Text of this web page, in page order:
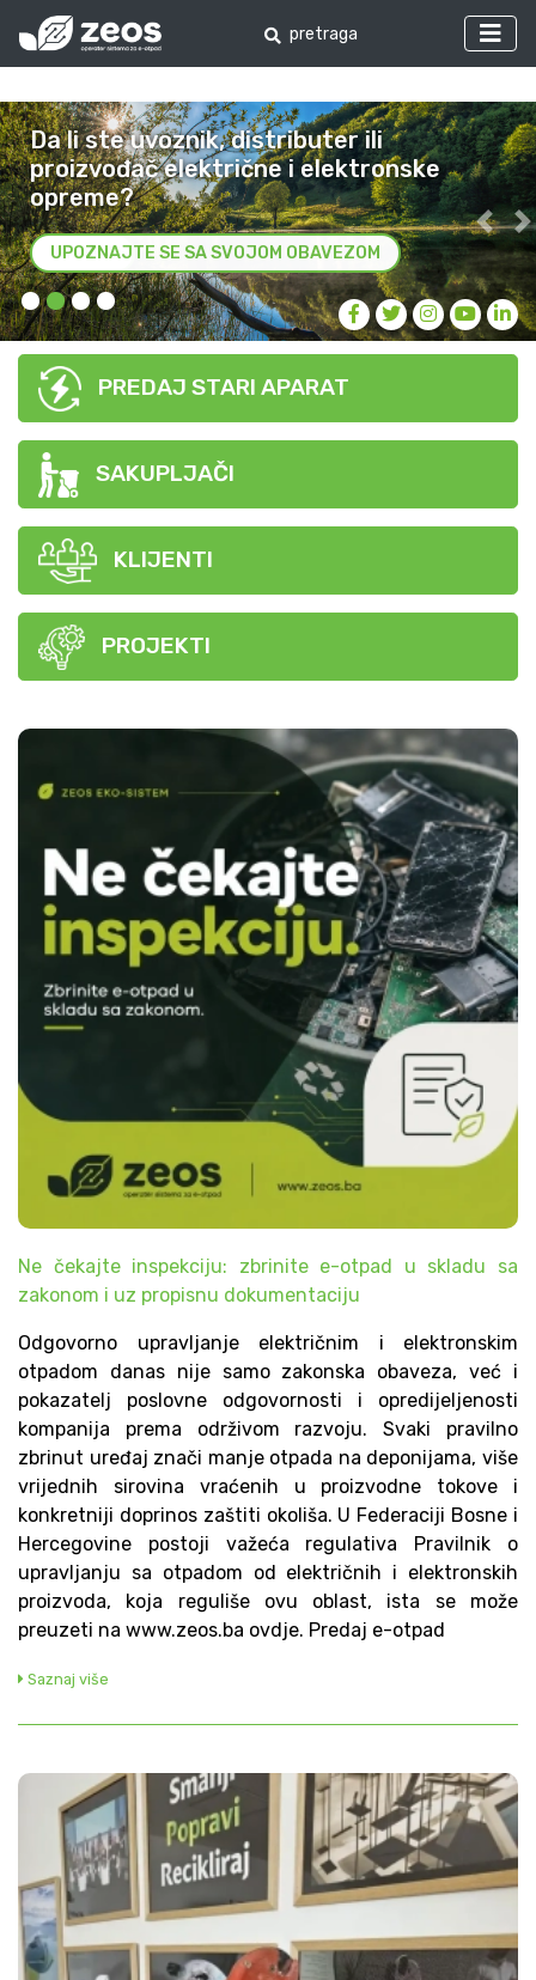
Da li ste uvoznik, distributer ili
proizvođač električne i elektronske
opreme?
UPOZNAJTE SE SA SVOJOM OBAVEZOM
PREDAJ STARI APARAT
SAKUPLJAČI
KLIJENTI
PROJEKTI
Ne čekajte inspekciju: zbrinite e-otpad u skladu sa
zakonom i uz propisnu dokumentaciju
Odgovorno upravljanje električnim i elektronskim
otpadom danas nije samo zakonska obaveza, već i
pokazatelj poslovne odgovornosti i opredijeljenosti
kompanija prema održivom razvoju. Svaki pravilno
zbrinut uređaj znači manje otpada na deponijama, više
vrijednih sirovina vraćenih u proizvodne tokove i
konkretniji doprinos zaštiti okoliša. U Federaciji Bosne i
Hercegovine postoji važeća regulativa Pravilnik o
upravljanju sa otpadom od električnih i elektronskih
proizvoda, koja reguliše ovu oblast, ista se može
preuzeti na www.zeos.ba ovdje. Predaj e-otpad
Saznaj više